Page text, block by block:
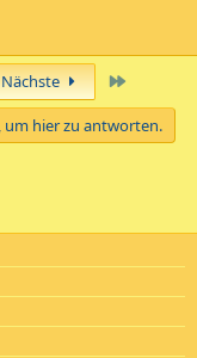
Nächste
hier zu antworten.